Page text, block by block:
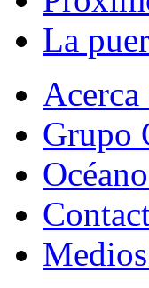
La
Acerca
Grupo